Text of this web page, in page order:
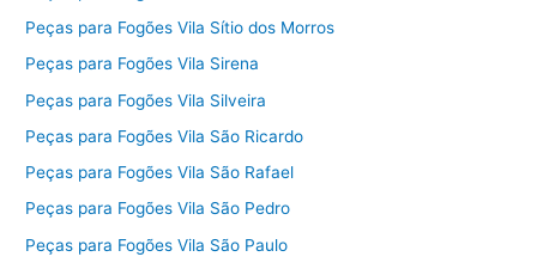
Peças para Fogões Vila Sítio dos Morros
Peças para Fogões Vila Sirena
Peças para Fogões Vila Silveira
Peças para Fogões Vila São Ricardo
Peças para Fogões Vila São Rafael
Peças para Fogões Vila São Pedro
Peças para Fogões Vila São Paulo